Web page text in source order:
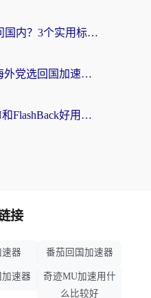
从澳门用什么VPN访问国内？3个实用标准帮你避开坑，无缝刷剧听歌
穿梭和银河哪个好？海外党选回国加速器的避坑指南，附番茄加速器实测体验
海外党必看：ChickCN和FlashBack好用吗？3招教你选对回国加速器（附云极、HomeCN、斧牛vs艾果对比）
接
速器 番茄回国加速器
速器
奇迹MU加速用什
么比较好